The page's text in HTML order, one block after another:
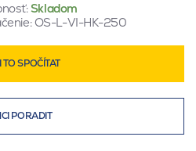
Skladom
OS-L-VI-HK-250
TO SPOČÍTAT
PORADIT